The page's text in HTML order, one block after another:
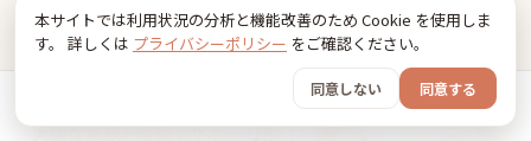
駐車場あり アニコム対応 アイペット対応
本サイトでは利用状況の分析と機能改善のため Cookie を使用しま
す。 詳しくは プライバシーポリシー をご確認ください。
同意しない 同意する